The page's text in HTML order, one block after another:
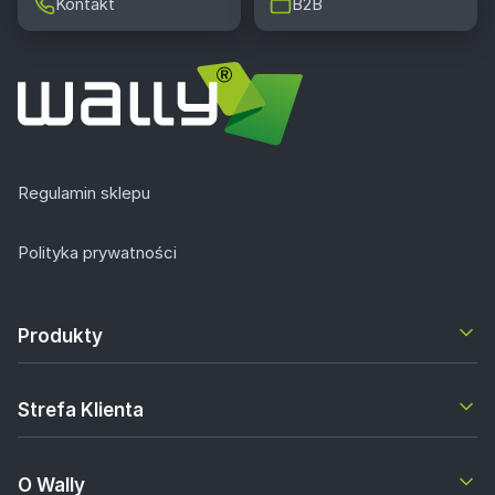
do piłki nożnej
to jeden z naszych ulubionych
naszych tablic, możemy więc przygotować je
perfekcyjnie do Twoich potrzeb. Masz pomysł na
nadruk, którego nie znalazłeś w naszej ofercie?
zrobić!
Tablice możemy również spersonalizować
korzyści
sprawdzą się zarówno na szkolnych boiskach, jak i w
zawodowych drużynach sportowych. Pomogą w
przygotowaniu zawodników na różne sytuacje, które
Regulamin sklepu
Polityka prywatności
Produkty
Strefa Klienta
O Wally